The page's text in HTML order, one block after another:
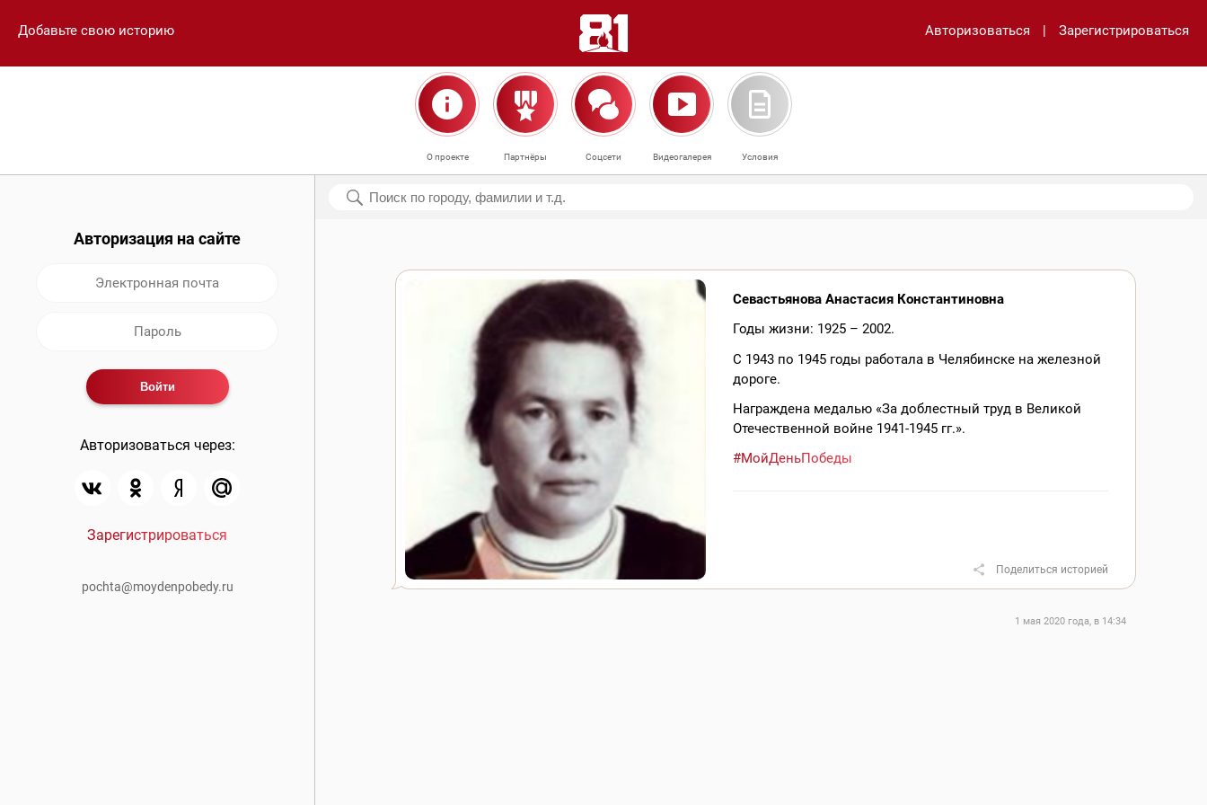
Добавьте свою историю Авторизоваться | Зарегистрироваться
О проекте Партнёры Соцсети Видеогалерея Условия
Авторизация на сайте
Авторизоваться через:
Зарегистрироваться
pochta@moydenpobedy.ru
Севастьянова Анастасия Константиновна
Годы жизни: 1925 – 2002.
С 1943 по 1945 годы работала в Челябинске на железной
дороге.
Награждена медалью «За доблестный труд в Великой
Отечественной войне 1941-1945 гг.».
#МойДеньПобеды
Поделиться историей
1 мая 2020 года, в 14:34